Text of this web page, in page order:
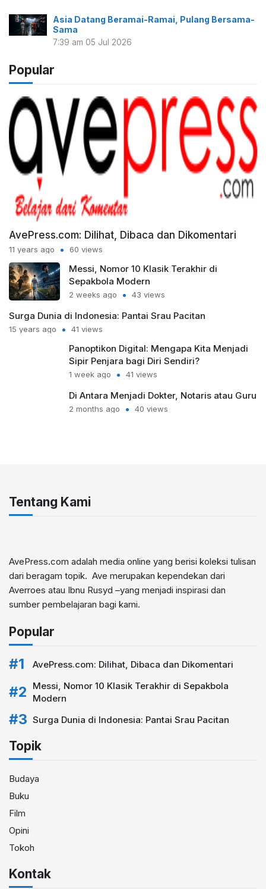
Asia Datang Beramai-Ramai, Pulang Bersama-
Sama
7:39 am 05 Jul 2026
Popular
AvePress.com: Dilihat, Dibaca dan Dikomentari
11 years ago 60 views
Messi, Nomor 10 Klasik Terakhir di
Sepakbola Modern
2 weeks ago 43 views
Surga Dunia di Indonesia: Pantai Srau Pacitan
15 years ago 41 views
Panoptikon Digital: Mengapa Kita Menjadi
Sipir Penjara bagi Diri Sendiri?
1 week ago 41 views
Di Antara Menjadi Dokter, Notaris atau Guru
2 months ago 40 views
Tentang Kami
AvePress.com adalah media online yang berisi koleksi tulisan
dari beragam topik. Ave merupakan kependekan dari
Averroes atau Ibnu Rusyd –yang menjadi inspirasi dan
sumber pembelajaran bagi kami.
Popular
AvePress.com: Dilihat, Dibaca dan Dikomentari
Messi, Nomor 10 Klasik Terakhir di Sepakbola
Modern
Surga Dunia di Indonesia: Pantai Srau Pacitan
Topik
Budaya
Buku
Film
Opini
Tokoh
Kontak